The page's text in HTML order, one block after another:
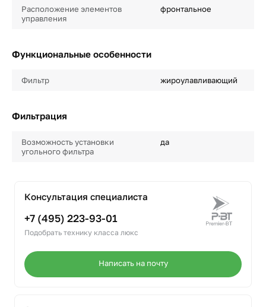
Расположение элементов
управления
фронтальное
Функциональные особенности
Фильтр жироулавливающий
Фильтрация
Возможность установки
угольного фильтра
да
Консультация специалиста
+7 (495) 223-93-01
Подобрать технику класса люкс
Написать на почту